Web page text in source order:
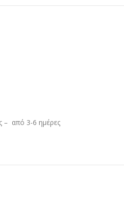
– από 3-6 ημέρες